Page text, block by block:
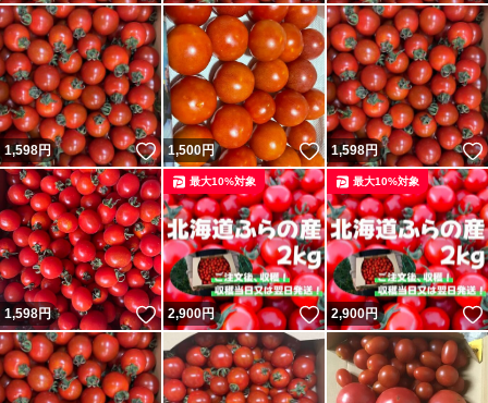
1,598円 いいね！
1,500円 いいね！
1,598円
1,598円 いいね！
2,900円 いいね！
最大10%対象
2,900円
最大10%対象